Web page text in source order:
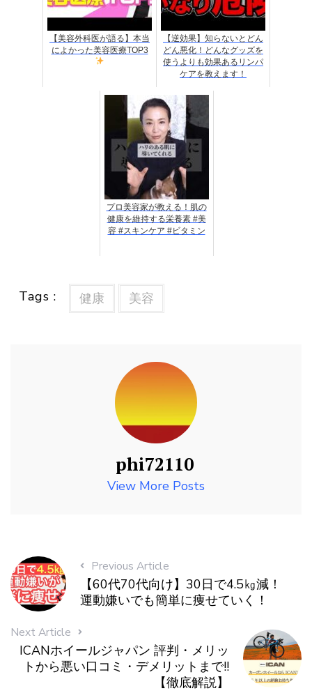
【美容外科医が語る】本当
によかった美容医療TOP3
【逆効果】知らないとどん
どん悪化！どんなグッズを
使うよりも効果あるリンパ
ケアを教えます！
プロ美容家が教える！肌の
健康を維持する栄養素 #美
容 #スキンケア #ビタミン
Tags : 健康 美容
phi72110
View More Posts
Previous Article
【60代70代向け】30日で4.5㎏減！
運動嫌いでも簡単に痩せていく！
Next Article
ICANホイールジャパン 評判・メリッ
トから悪い口コミ・デメリットまで!!
【徹底解説】